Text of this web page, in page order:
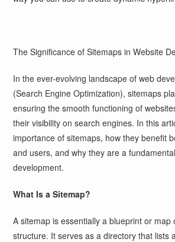
The Significance of Sitemaps in Website
In the ever-evolving landscape of web
(Search Engine Optimization), sitemaps
ensuring the smooth functioning of
their visibility on search engines. In this
importance of sitemaps, how they benefit
and users, and why they are a
development.
What Is a Sitemap?
A sitemap is essentially a blueprint or map
structure. It serves as a directory that lists